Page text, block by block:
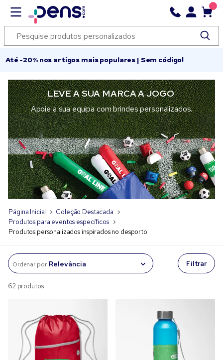
Até -20% nos artigos mais populares | Sem código!
LEVE A SUA MARCA A JOGO
Apoie a sua equipa com brindes personalizados.
Página Inicial
Coleção Destacada
Produtos para eventos específicos
Produtos personalizados inspirados no desporto
Ordenar por Filtrar
62 produtos